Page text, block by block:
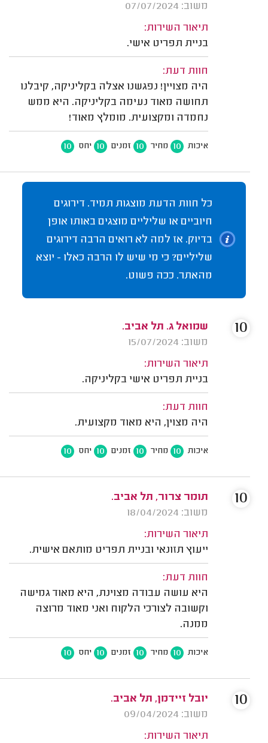
משוב: 07/07/2024
תיאור השירות:
בניית תפריט אישי.
חוות דעת:
היה מצויין! נפגשנו אצלה בקליניקה, קיבלנו
תחושה מאוד נעימה בקליניקה. היא ממש
נחמדה ומקצועית. מומלץ מאוד!
איכות 10 מחיר 10 זמנים 10 יחס 10
כל חוות הדעת מוצגות תמיד. דירוגים
חיוביים או שליליים מוצגים באותו אופן
בדיוק. אז למה לא רואים הרבה דירוגים
שליליים? כי מי שיש לו הרבה כאלו - יוצא
מהאתר. ככה פשוט.
שמואל ג. תל אביב.
משוב: 15/07/2024
תיאור השירות:
בניית תפריט אישי בקליניקה.
חוות דעת:
היה מצוין, היא מאוד מקצועית.
איכות 10 מחיר 10 זמנים 10 יחס 10
10
תומר צרור, תל אביב.
משוב: 18/04/2024
תיאור השירות:
ייעוץ תזונאי ובניית תפריט מותאם אישית.
חוות דעת:
היא עושה עבודה מצוינת, היא מאוד גמישה
וקשובה לצורכי הלקוח ואני מאוד מרוצה
ממנה.
איכות 10 מחיר 10 זמנים 10 יחס 10
10
יובל זיידמן, תל אביב.
משוב: 09/04/2024
תיאור השירות:
10